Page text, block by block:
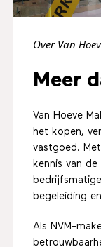
Over Van
Meer
Van Hoeve
het kopen,
vastgoed.
kennis van
begeleiding
Als NVM-